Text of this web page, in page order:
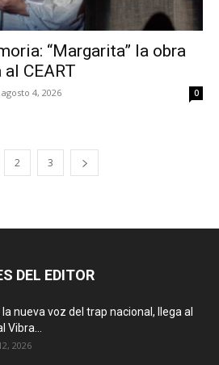
“Margarita” la obra
CEART
agosto 4, 2026 0
2 3
DEL EDITOR
la nueva voz del trap nacional, llega al
Vibra...
2026